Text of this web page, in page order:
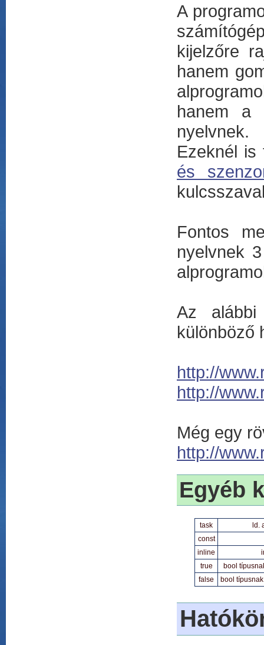
A
kijelzőre
hanem
hanem a
nyelvnek.
Ezeknél is
és
Fontos
nyelvnek
Az
különböző
http://
http://
Még egy
http://
Egyéb
task
ld.
const
inline
true
bool
false
bool